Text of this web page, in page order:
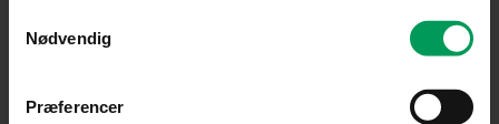
Nødvendig
Præferencer
Plæneklipper